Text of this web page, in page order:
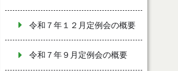
令和７年１２月定例会の概要
令和７年９月定例会の概要